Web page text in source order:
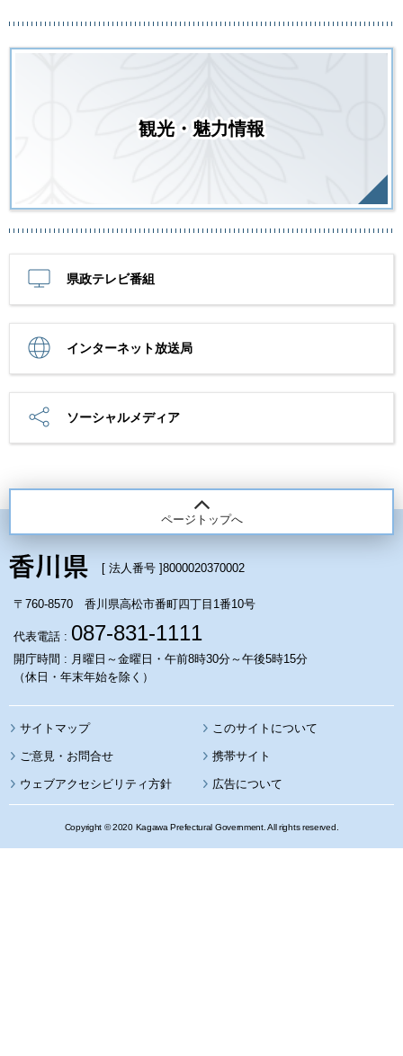
観光・魅力情報
県政テレビ番組
インターネット放送局
ソーシャルメディア
ページトップへ
[ 法人番号 ]8000020370002
〒760-8570 香川県高松市番町四丁目1番10号
代表電話 : 087-831-1111
開庁時間 : 月曜日～金曜日・午前8時30分～午後5時15分
（休日・年末年始を除く）
サイトマップ このサイトについて
携帯サイト
ウェブアクセシビリティ方針 広告について
Copyright © 2020 Kagawa Prefectural Government. All rights reserved.